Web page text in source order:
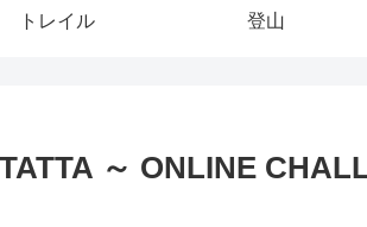
トレイル 登山
～ ONLINE